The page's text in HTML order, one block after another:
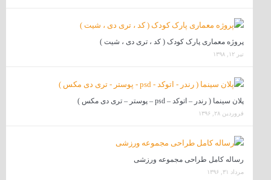
پروژه معماری پارک کودک ( کد ، تری دی ، شیت )
تیر ۱۲, ۱۳۹۸
پلان سینما ( رندر – اتوکد – psd – پوستر – تری دی مکس )
فروردین ۲۸, ۱۳۹۶
رساله کامل طراحی مجموعه ورزشی
مرداد ۳۱, ۱۳۹۶